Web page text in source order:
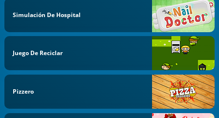
Simulación De Hospital
Juego De Reciclar
Pizzero